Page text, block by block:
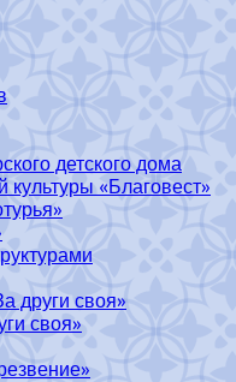
детского дома
культуры «Благовест»
други своя»
своя»